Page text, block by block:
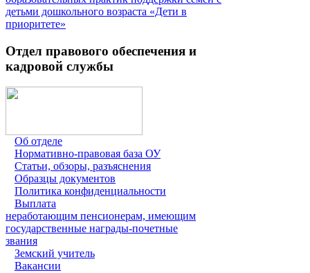
детьми дошкольного возраста «Дети в
приоритете»
Отдел правового обеспечения и
кадровой службы
Об отделе
Нормативно-правовая база ОУ
Статьи, обзоры, разъяснения
Образцы документов
Политика конфиденциальности
Выплата
неработающим пенсионерам, имеющим
государственные награды-почетные
звания
Земский учитель
Вакансии